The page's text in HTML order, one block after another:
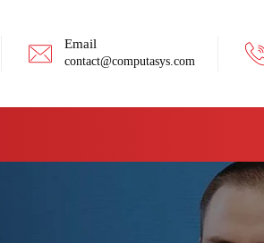
Email
contact@computasys.com